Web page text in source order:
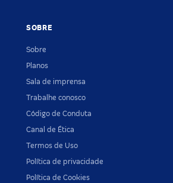
SOBRE
Sobre
Planos
Sala de imprensa
Trabalhe conosco
Código de Conduta
Canal de Ética
Termos de Uso
Política de privacidade
Política de Cookies